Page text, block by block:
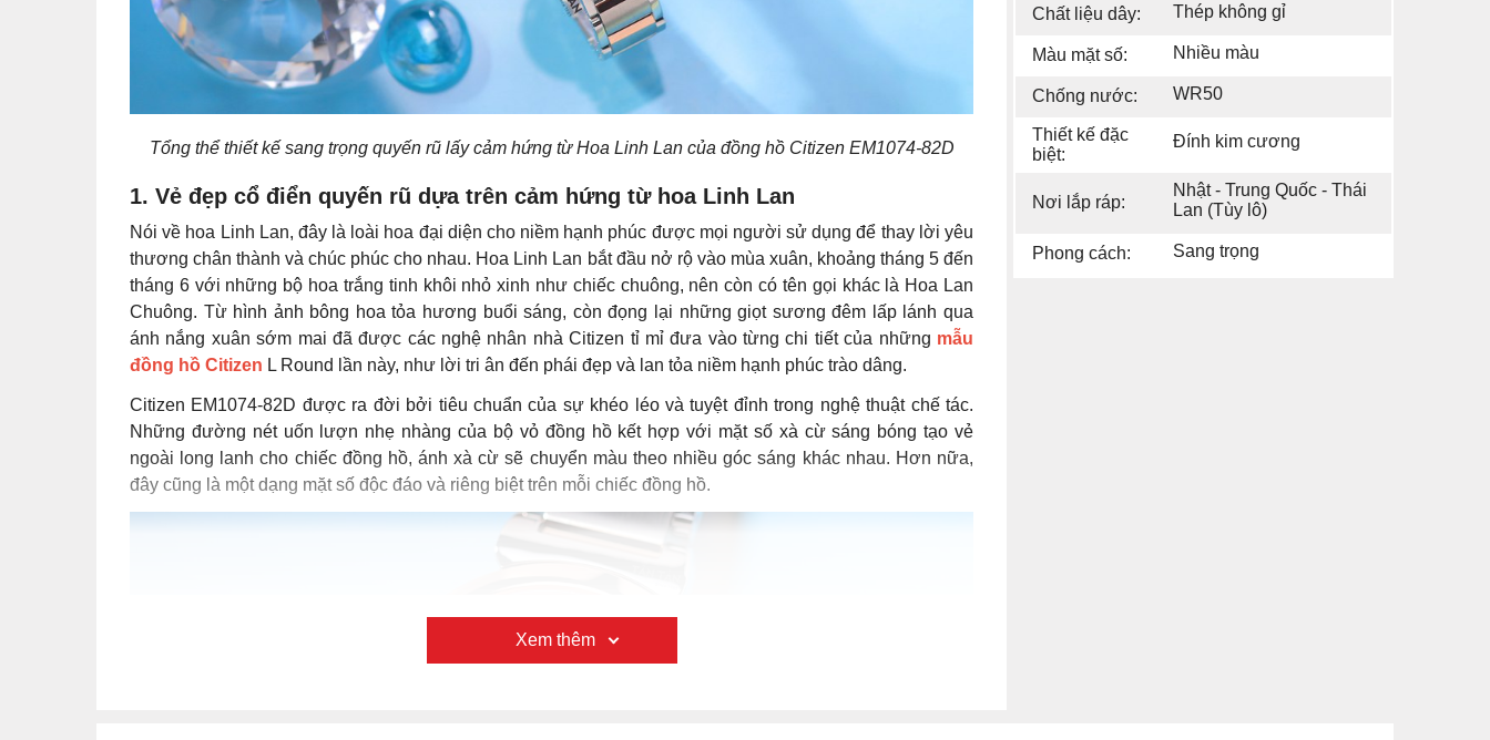
Tổng thể thiết kế sang trọng quyến rũ lấy cảm hứng từ Hoa Linh Lan của đồng hồ Citizen EM1074-82D
1. Vẻ đẹp cổ điển quyến rũ dựa trên cảm hứng từ hoa Linh Lan
Nói về hoa Linh Lan, đây là loài hoa đại diện cho niềm hạnh phúc được mọi người sử dụng để thay lời yêu
thương chân thành và chúc phúc cho nhau. Hoa Linh Lan bắt đầu nở rộ vào mùa xuân, khoảng tháng 5 đến
tháng 6 với những bộ hoa trắng tinh khôi nhỏ xinh như chiếc chuông, nên còn có tên gọi khác là Hoa Lan
Chuông. Từ hình ảnh bông hoa tỏa hương buổi sáng, còn đọng lại những giọt sương đêm lấp lánh qua
ánh nắng xuân sớm mai đã được các nghệ nhân nhà Citizen tỉ mỉ đưa vào từng chi tiết của những mẫu
đồng hồ Citizen L Round lần này, như lời tri ân đến phái đẹp và lan tỏa niềm hạnh phúc trào dâng.
Citizen EM1074-82D được ra đời bởi tiêu chuẩn của sự khéo léo và tuyệt đỉnh trong nghệ thuật chế tác.
Những đường nét uốn lượn nhẹ nhàng của bộ vỏ đồng hồ kết hợp với mặt số xà cừ sáng bóng tạo vẻ
ngoài long lanh cho chiếc đồng hồ, ánh xà cừ sẽ chuyển màu theo nhiều góc sáng khác nhau. Hơn nữa,
đây cũng là một dạng mặt số độc đáo và riêng biệt trên mỗi chiếc đồng hồ.
Xem thêm
Chất liệu dây: Thép không gỉ
Màu mặt số: Nhiều màu
Chống nước: WR50
Thiết kế đặc
biệt:
Đính kim cương
Nơi lắp ráp:
Nhật - Trung Quốc - Thái
Lan (Tùy lô)
Phong cách: Sang trọng